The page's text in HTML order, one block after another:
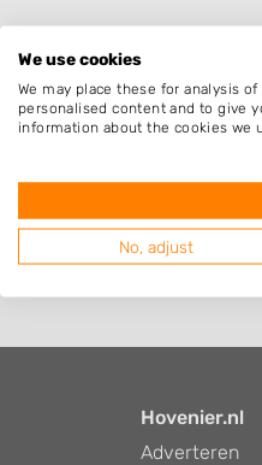
Hovenier.nl
Adverteren
We use cookies
We may place these for analysis
personalised content and to give
information about the cookies we
No, adjust